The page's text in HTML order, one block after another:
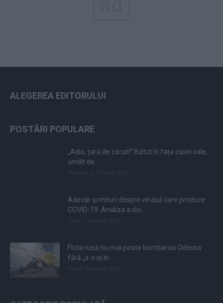
ALEGEREA EDITORULUI
POSTĂRI POPULARE
„Adio, țară de căcat!” Bătut în fața casei sale,
umilit de...
Adevăr și mituri despre virusul care produce
COVID-19. Analiza a doi...
Flota rusă nu mai poate bombarda Odessa
fără „s-o ia în...